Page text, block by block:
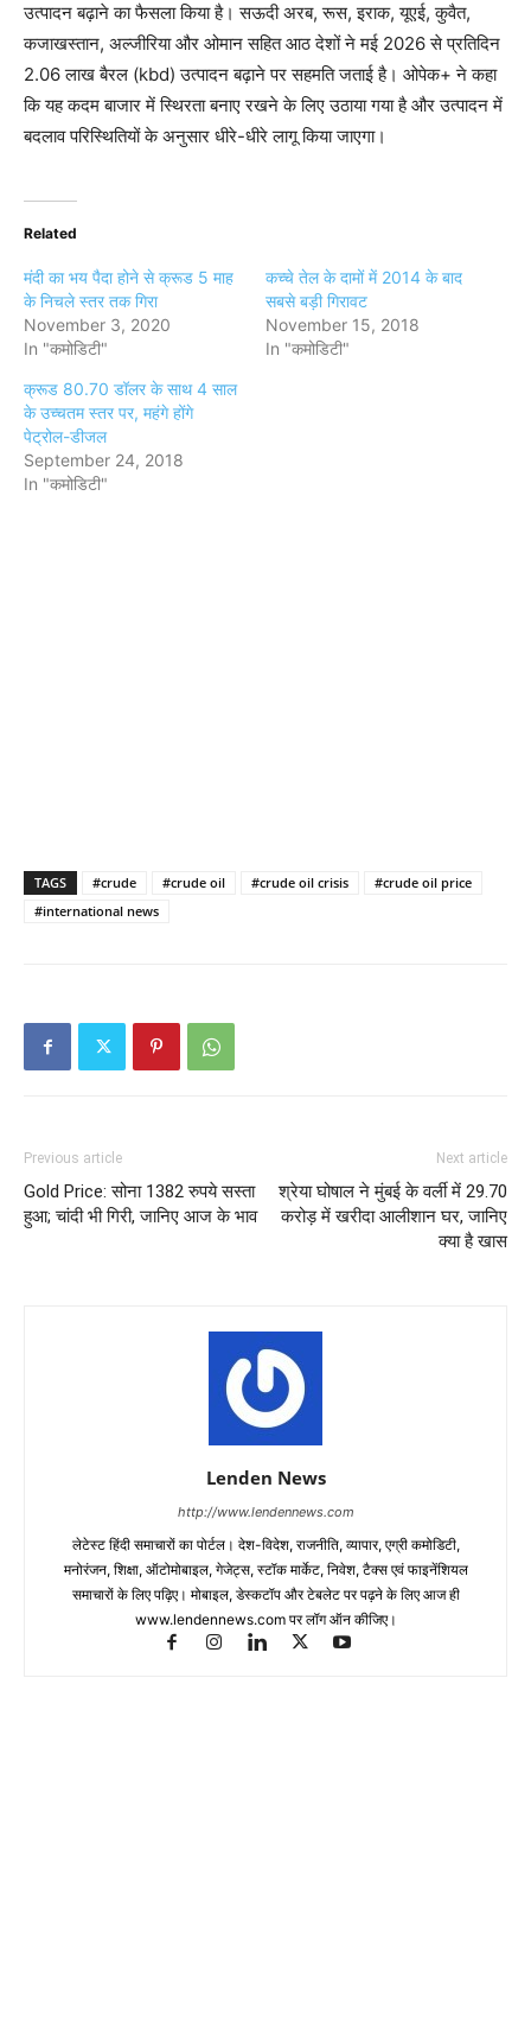
उत्पादन बढ़ाने का फैसला किया है। सऊदी अरब, रूस, इराक, यूएई, कुवैत,
कजाखस्तान, अल्जीरिया और ओमान सहित आठ देशों ने मई 2026 से प्रतिदिन
2.06 लाख बैरल (kbd) उत्पादन बढ़ाने पर सहमति जताई है। ओपेक+ ने कहा
कि यह कदम बाजार में स्थिरता बनाए रखने के लिए उठाया गया है और उत्पादन में
बदलाव परिस्थितियों के अनुसार धीरे-धीरे लागू किया जाएगा।
Related
मंदी का भय पैदा होने से क्रूड 5 माह
के निचले स्तर तक गिरा
November 3, 2020
In "कमोडिटी"
कच्चे तेल के दामों में 2014 के बाद
सबसे बड़ी गिरावट
November 15, 2018
In "कमोडिटी"
क्रूड 80.70 डॉलर के साथ 4 साल
के उच्चतम स्तर पर, महंगे होंगे
पेट्रोल-डीजल
September 24, 2018
In "कमोडिटी"
TAGS #crude #crude oil #crude oil crisis
#crude oil price
#international news
Previous article
Gold Price: सोना 1382 रुपये सस्ता
हुआ; चांदी भी गिरी, जानिए आज के भाव
Next article
श्रेया घोषाल ने मुंबई के वर्ली में 29.70
करोड़ में खरीदा आलीशान घर, जानिए
क्या है खास
Lenden News
http://www.lendennews.com
लेटेस्ट हिंदी समाचारों का पोर्टल। देश-विदेश, राजनीति, व्यापार, एग्री कमोडिटी,
मनोरंजन, शिक्षा, ऑटोमोबाइल, गेजेट्स, स्टॉक मार्केट, निवेश, टैक्स एवं फाइनेंशियल
समाचारों के लिए पढ़िए। मोबाइल, डेस्कटॉप और टेबलेट पर पढ़ने के लिए आज ही
www.lendennews.com पर लॉग ऑन कीजिए।